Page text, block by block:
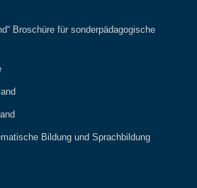
Broschüre für sonderpädagogische
Bildung und Sprachbildung